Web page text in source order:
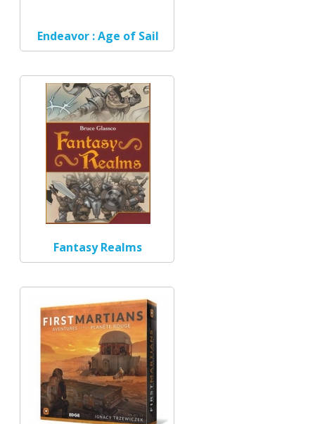
Endeavor : Age of Sail
Fantasy Realms